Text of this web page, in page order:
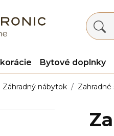
Bytové doplnky
Záhradný nábytok Zahradné